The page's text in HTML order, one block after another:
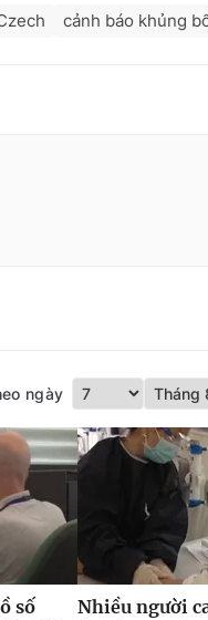
cảnh báo khủng
ngày
số
Nhiều người